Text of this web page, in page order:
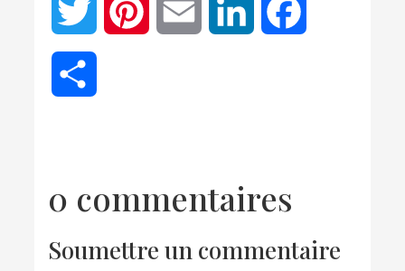
Twitter Pinterest Email LinkedIn
0 commentaires
Soumettre un commentaire